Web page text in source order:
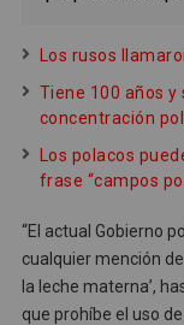
Los rusos
Tiene 100 años
concentración
Los polacos
frase “campos
“El actual Gobierno
cualquier mención
la leche materna’,
que prohíbe el uso